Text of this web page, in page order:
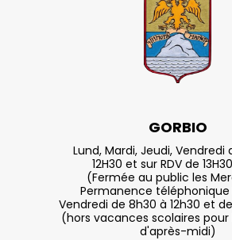
GORBIO
Lund, Mardi, Jeudi, Vendredi
12H30 et sur RDV de
(Fermée au public les
Permanence téléphonique
Vendredi de 8h30 à 12h30 et de
(hors vacances scolaires pour
d'après-midi)